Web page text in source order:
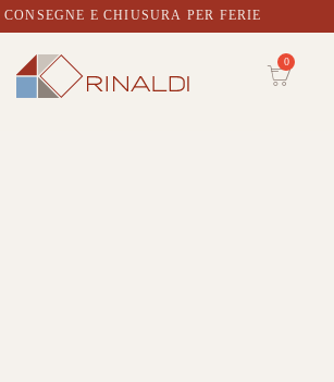
E CHIUSURA PER FERIE